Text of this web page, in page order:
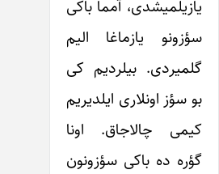
یازیلمیشدی، آمما باکی
سؤزونو یازماغا الیم
گلمیردی. بیلردیم کی
بو سؤز اونلاری ایلدیریم
کیمی چالاجاق. اونا
گؤره ده باکی سؤزونون